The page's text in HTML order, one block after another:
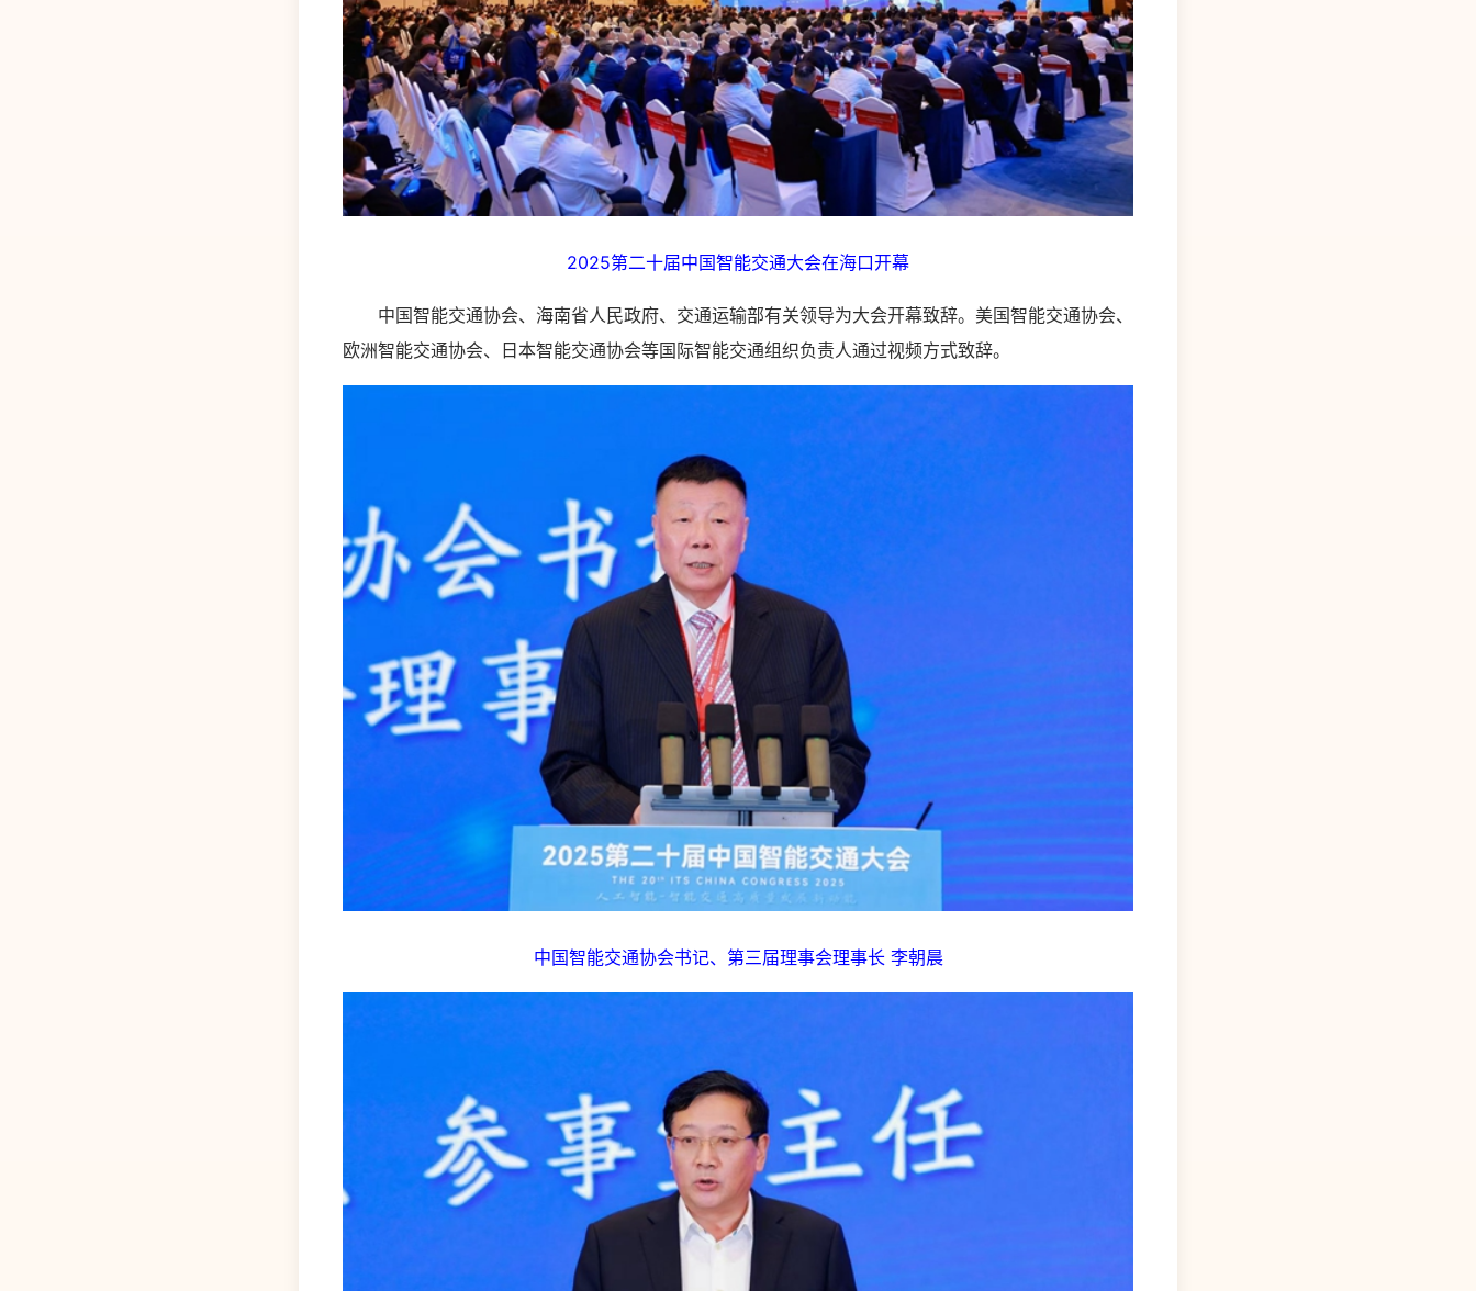
2025第二十届中国智能交通大会在海口开幕
中国智能交通协会、海南省人民政府、交通运输部有关领导为大会开幕致辞。美国智能交通协会、
欧洲智能交通协会、日本智能交通协会等国际智能交通组织负责人通过视频方式致辞。
中国智能交通协会书记、第三届理事会理事长 李朝晨